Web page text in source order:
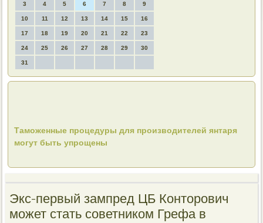
3 4 5 6 7 8 9
10 11 12 13 14 15 16
17 18 19 20 21 22 23
24 25 26 27 28 29 30
31
Таможенные процедуры для производителей янтаря
могут быть упрощены
Экс-первый зампред ЦБ Конторович
может стать советником Грефа в